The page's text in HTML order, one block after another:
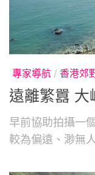
專家導航/ 香港郊
遠離繁囂 大
早前協助拍攝一
較為偏遠、渺無